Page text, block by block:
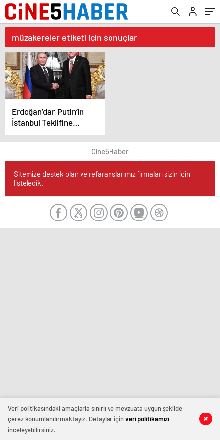
müzakereler etiketi için sonuçlar
Erdoğan’dan Putin’in
İstanbul Teklifine
Destek
Cine5Haber
Sitemize destek olan ve refaranslarımız firmaları sizin için
listeledik.
Veri politikasındaki amaçlarla sınırlı ve mevzuata uygun şekilde
çerez konumlandırmaktayız. Detaylar içinveri politikamızı
inceleyebilirsiniz.